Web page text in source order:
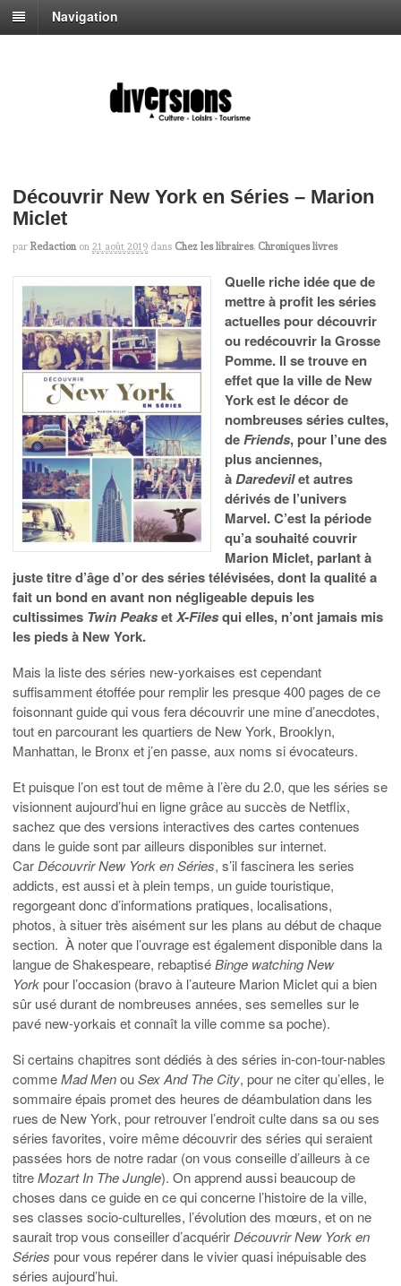
Navigation
Découvrir New York en Séries – Marion
Miclet
par Redaction on 21 août 2019 dans Chez les libraires, Chroniques livres
Quelle riche idée que de
mettre à profit les séries
actuelles pour découvrir
ou redécouvrir la Grosse
Pomme. Il se trouve en
effet que la ville de New
York est le décor de
nombreuses séries cultes,
deFriends, pour l’une des
plus anciennes,
àDaredevilet autres
dérivés de l’univers
Marvel. C’est la période
qu’a souhaité couvrir
Marion Miclet, parlant à
juste titre d’âge d’or des séries télévisées, dont la qualité a
fait un bond en avant non négligeable depuis les
cultissimes Twin PeaksetX-Filesqui elles, n’ont jamais mis
les pieds à New York.
Mais la liste des séries new-yorkaises est cependant
suffisamment étoffée pour remplir les presque 400 pages de ce
foisonnant guide qui vous fera découvrir une mine d’anecdotes,
tout en parcourant les quartiers de New York, Brooklyn,
Manhattan, le Bronx et j’en passe, aux noms si évocateurs.
Et puisque l’on est tout de même à l’ère du 2.0, que les séries se
visionnent aujourd’hui en ligne grâce au succès de Netflix,
sachez que des versions interactives des cartes contenues
dans le guide sont par ailleurs disponibles sur internet.
Car Découvrir New York en Séries, s’il fascinera les series
addicts, est aussi et à plein temps, un guide touristique,
regorgeant donc d’informations pratiques, localisations,
photos, à situer très aisément sur les plans au début de chaque
section. À noter que l’ouvrage est également disponible dans la
langue de Shakespeare, rebaptiséBinge watching New
Yorkpour l’occasion (bravo à l’auteure Marion Miclet qui a bien
sûr usé durant de nombreuses années, ses semelles sur le
pavé new-yorkais et connaît la ville comme sa poche).
Si certains chapitres sont dédiés à des séries in-con-tour-nables
commeMad MenouSex And The City, pour ne citer qu’elles, le
sommaire épais promet des heures de déambulation dans les
rues de New York, pour retrouver l’endroit culte dans sa ou ses
séries favorites, voire même découvrir des séries qui seraient
passées hors de notre radar (on vous conseille d’ailleurs à ce
titreMozart In The Jungle). On apprend aussi beaucoup de
choses dans ce guideen ce qui concerne l’histoire de la ville,
ses classes socio-culturelles, l’évolution des mœurs, et on ne
saurait trop vous conseiller d’acquérir Découvrir New York en
Séries pour vous repérer dans le vivier quasi inépuisable des
séries aujourd’hui.